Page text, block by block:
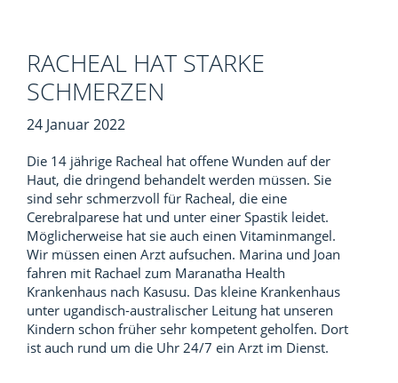
RACHEAL HAT STARKE
SCHMERZEN
24 Januar 2022
Die 14 jährige Racheal hat offene Wunden auf der
Haut, die dringend behandelt werden müssen. Sie
sind sehr schmerzvoll für Racheal, die eine
Cerebralparese hat und unter einer Spastik leidet.
Möglicherweise hat sie auch einen Vitaminmangel.
Wir müssen einen Arzt aufsuchen. Marina und Joan
fahren mit Rachael zum Maranatha Health
Krankenhaus nach Kasusu. Das kleine Krankenhaus
unter ugandisch-australischer Leitung hat unseren
Kindern schon früher sehr kompetent geholfen. Dort
ist auch rund um die Uhr 24/7 ein Arzt im Dienst.